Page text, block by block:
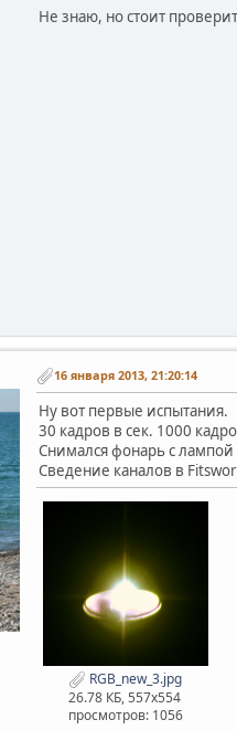
Не знаю, но стоит
16 января 2013, 21:20:14
Ну вот первые испытания.
30 кадров в сек. 1000
Снимался фонарь с лампой
Сведение каналов в
RGB_new_3.jpg
26.78 КБ, 557x554
просмотров: 1056